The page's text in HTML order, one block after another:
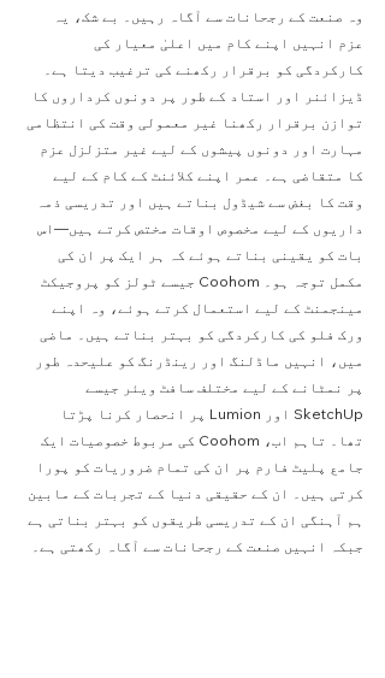
وہ صنعت کے رجحانات سے آگاہ رہیں۔ بے شک، یہ
عزم انہیں اپنے کام میں اعلیٰ معیار کی
کارکردگی کو برقرار رکھنے کی ترغیب دیتا ہے۔
ڈیزائنر اور استاد کے طور پر دونوں کرداروں کا
توازن برقرار رکھنا غیر معمولی وقت کی انتظامی
مہارت اور دونوں پیشوں کے لیے غیر متزلزل عزم
کا متقاضی ہے۔ عمر اپنے کلائنٹ کے کام کے لیے
وقت کا بغض سے شیڈول بناتے ہیں اور تدریسی ذمہ
داریوں کے لیے مخصوص اوقات مختص کرتے ہیں—اس
بات کو یقینی بناتے ہوئے کہ ہر ایک پر ان کی
مکمل توجہ ہو۔ Coohom جیسے ٹولز کو پروجیکٹ
مینجمنٹ کے لیے استعمال کرتے ہوئے، وہ اپنے
ورک فلو کی کارکردگی کو بہتر بناتے ہیں۔ ماضی
میں، انہیں ماڈلنگ اور رینڈرنگ کو علیحدہ طور
پر نمٹانے کے لیے مختلف سافٹ ویئر جیسے
SketchUp اور Lumion پر انحصار کرنا پڑتا
تھا۔ تاہم اب، Coohom کی مربوط خصوصیات ایک
جامع پلیٹ فارم پر ان کی تمام ضروریات کو پورا
کرتی ہیں۔ ان کے حقیقی دنیا کے تجربات کے مابین
ہم آہنگی ان کے تدریسی طریقوں کو بہتر بناتی ہے
جبکہ انہیں صنعت کے رجحانات سے آگاہ رکھتی ہے۔